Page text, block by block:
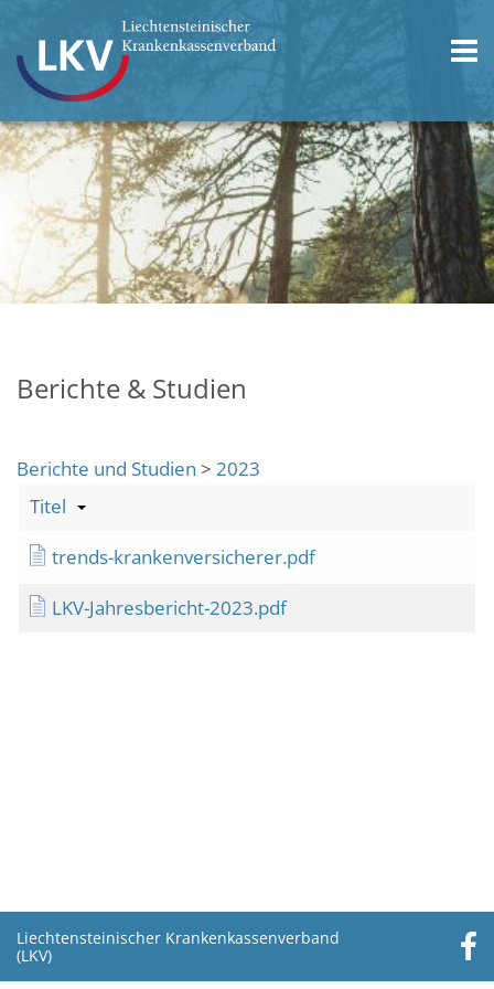
Berichte & Studien
Berichte und Studien > 2023
Titel
trends-krankenversicherer.pdf
LKV-Jahresbericht-2023.pdf
Liechtensteinischer Krankenkassenverband
(LKV)